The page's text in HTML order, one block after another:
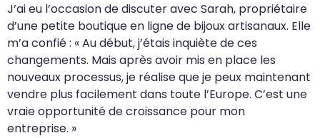
J’ai eu l’occasion de discuter avec Sarah, propriétaire
d’une petite boutique en ligne de bijoux artisanaux. Elle
m’a confié : « Au début, j’étais inquiète de ces
changements. Mais après avoir mis en place les
nouveaux processus, je réalise que je peux maintenant
vendre plus facilement dans toute l’Europe. C’est une
vraie opportunité de croissance pour mon
entreprise. »